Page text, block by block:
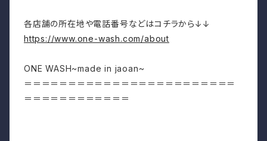
各店舗の所在地や電話番号などはコチラから↓↓
https://www.one-wash.com/about
ONE WASH~made in jaoan~
＝＝＝＝＝＝＝＝＝＝＝＝＝＝＝＝＝＝＝＝＝＝＝＝
＝＝＝＝＝＝＝＝＝＝＝＝